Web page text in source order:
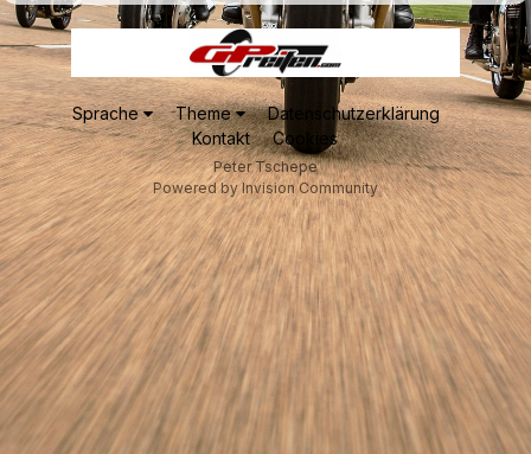
Sprache Theme
Datenschutzerklärung
Kontakt
Cookies
Peter Tschepe
Powered by Invision Community